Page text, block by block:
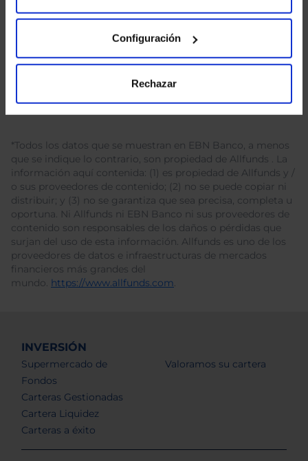
Configuración
Rechazar
*Todos los datos que se muestran en EBN Banco, a menos
que se indique lo contrario, son propiedad de Allfunds . La
información aquí contenida: (1) es propiedad de Allfunds y /
o sus proveedores de contenido; (2) no se puede copiar ni
distribuir; y (3) no se garantiza que sea precisa, completa u
oportuna. Ni Allfunds ni EBN Banco ni sus proveedores de
contenido son responsables de los daños o pérdidas que
surjan del uso de esta información. Allfunds es uno de los
proveedores de datos e infraestructuras de mercados
financieros más grandes del
mundo. https://www.allfunds.com.
INVERSIÓN
Supermercado de
Fondos
Carteras Gestionadas
Cartera Liquidez
Carteras a éxito
Valoramos su cartera